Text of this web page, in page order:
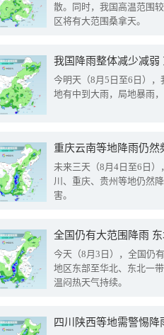
散。同时，我国高温范围
区将有大范围桑拿天。
我国降雨整体减少减弱
今明天（8月5日至6日）
地有中到大雨，局地暴雨
重庆云南等地降雨仍然
未来三天（8月4日至6日
川、重庆、贵州等地仍然
害。
全国仍有大范围降雨
今天（8月3日），全国仍
地区东部至华北、东北一
温闷热天气持续。